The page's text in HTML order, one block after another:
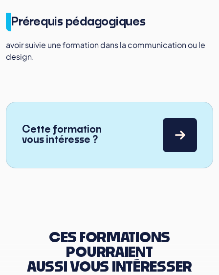
Prérequis pédagogiques
avoir suivie une formation dans la communication ou le
design.
Cette formation
vous intéresse ?
CES FORMATIONS
POURRAIENT
AUSSI VOUS INTÉRESSER